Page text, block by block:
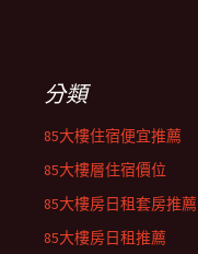
分類
85大樓住宿便宜推薦
85大樓層住宿價位
85大樓房日租套房推薦
85大樓房日租推薦